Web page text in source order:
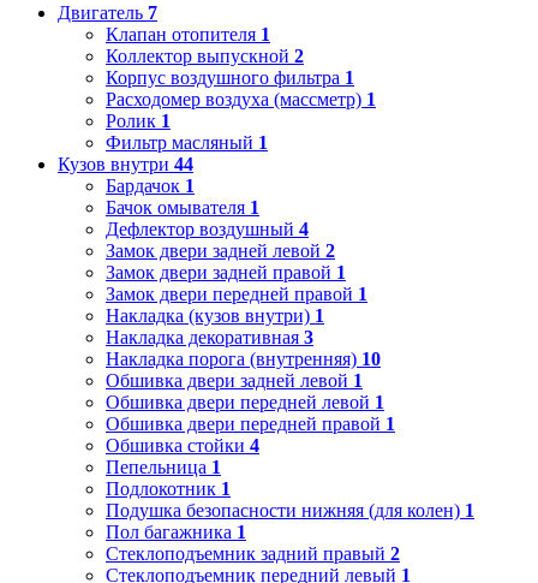
Двигатель 7
Клапан отопителя 1
Коллектор выпускной 2
Корпус воздушного фильтра 1
Расходомер воздуха (массметр) 1
Ролик 1
Фильтр масляный 1
Кузов внутри 44
Бардачок 1
Бачок омывателя 1
Дефлектор воздушный 4
Замок двери задней левой 2
Замок двери задней правой 1
Замок двери передней правой 1
Накладка (кузов внутри) 1
Накладка декоративная 3
Накладка порога (внутренняя) 10
Обшивка двери задней левой 1
Обшивка двери передней левой 1
Обшивка двери передней правой 1
Обшивка стойки 4
Пепельница 1
Подлокотник 1
Подушка безопасности нижняя (для колен) 1
Пол багажника 1
Стеклоподъемник задний правый 2
Стеклоподъемник передний левый 1